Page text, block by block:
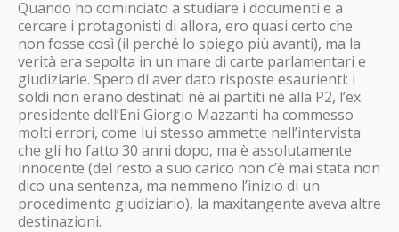
Quando ho cominciato a studiare i documenti e a
cercare i protagonisti di allora, ero quasi certo che
non fosse così (il perché lo spiego più avanti), ma la
verità era sepolta in un mare di carte parlamentari e
giudiziarie. Spero di aver dato risposte esaurienti: i
soldi non erano destinati né ai partiti né alla P2, l’ex
presidente dell’Eni Giorgio Mazzanti ha commesso
molti errori, come lui stesso ammette nell’intervista
che gli ho fatto 30 anni dopo, ma è assolutamente
innocente (del resto a suo carico non c’è mai stata non
dico una sentenza, ma nemmeno l’inizio di un
procedimento giudiziario), la maxitangente aveva altre
destinazioni.